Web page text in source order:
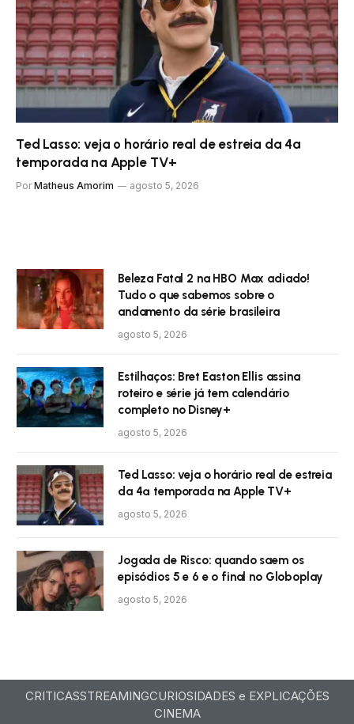
Ted Lasso: veja o horário real de estreia da 4ª
temporada na Apple TV+
Por Matheus Amorim agosto 5, 2026
Beleza Fatal 2 na HBO Max adiado!
Tudo o que sabemos sobre o
andamento da série brasileira
agosto 5, 2026
Estilhaços: Bret Easton Ellis assina
roteiro e série já tem calendário
completo no Disney+
agosto 5, 2026
Ted Lasso: veja o horário real de estreia
da 4ª temporada na Apple TV+
agosto 5, 2026
Jogada de Risco: quando saem os
episódios 5 e 6 e o final no Globoplay
agosto 5, 2026
CRITICASSTREAMINGCURIOSIDADES e EXPLICAÇÕES
CINEMA